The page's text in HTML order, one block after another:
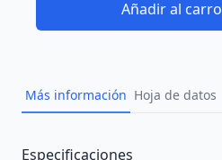
Añadir al carro
Más información Hoja de datos
Description
Especificaciones